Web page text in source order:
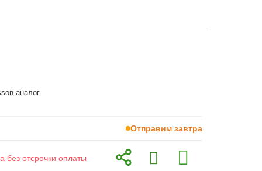
аналог
Отправим завтра
без отсрочки оплаты